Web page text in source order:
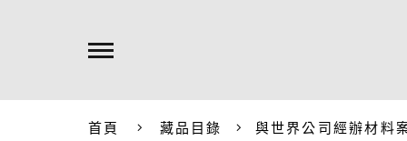
首頁 藏品目錄 與世界公司經辦材料